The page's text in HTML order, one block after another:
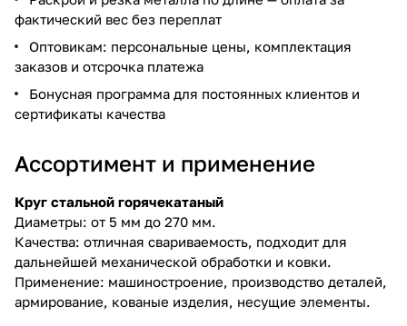
фактический вес без переплат
Оптовикам: персональные цены, комплектация
заказов и отсрочка платежа
Бонусная программа для постоянных клиентов и
сертификаты качества
Ассортимент и применение
Круг стальной горячекатаный
Диаметры: от 5 мм до 270 мм.
Качества: отличная свариваемость, подходит для
дальнейшей механической обработки и ковки.
Применение: машиностроение, производство деталей,
армирование, кованые изделия, несущие элементы.